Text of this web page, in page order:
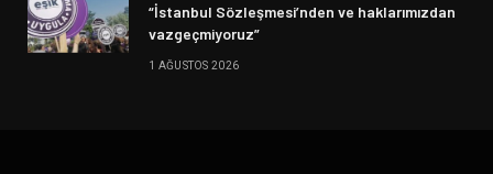
“İstanbul Sözleşmesi’nden ve haklarımızdan
vazgeçmiyoruz”
1 AĞUSTOS 2026